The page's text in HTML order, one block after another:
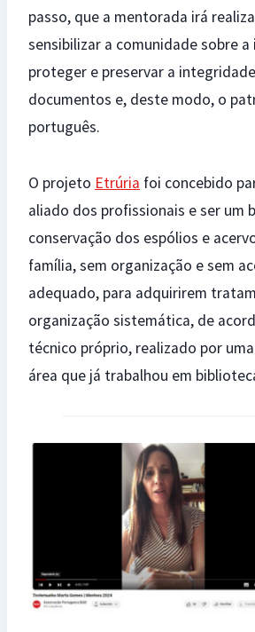
passo, que a mentorada irá
sensibilizar a comunidade sobre
proteger e preservar a
documentos e, deste modo, o
português.
O projeto Etrúria foi concebido
aliado dos profissionais e ser um
conservação dos espólios e
família, sem organização e sem
adequado, para adquirirem
organização sistemática, de
técnico próprio, realizado por
área que já trabalhou em